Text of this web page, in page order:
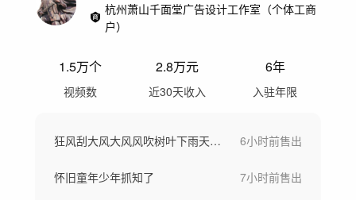
杭州萧山千面堂广告设计工作室（个体工商
户）
1.5万个
视频数
2.8万元
近30天收入
6年
入驻年限
狂风刮大风大风风吹树叶下雨天刮风下雨 6小时前售出
怀旧童年少年抓知了 7小时前售出